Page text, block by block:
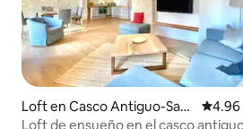
Loft en Casco Antiguo-Sant
a Cruz
4.96
Loft de ensueño en el casco